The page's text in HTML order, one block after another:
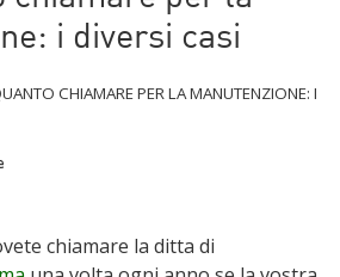
i diversi casi
CHIAMARE PER LA MANUTENZIONE: I
chiamare la ditta di